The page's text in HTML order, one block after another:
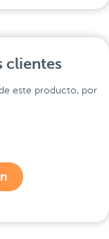
clientes
este producto, por